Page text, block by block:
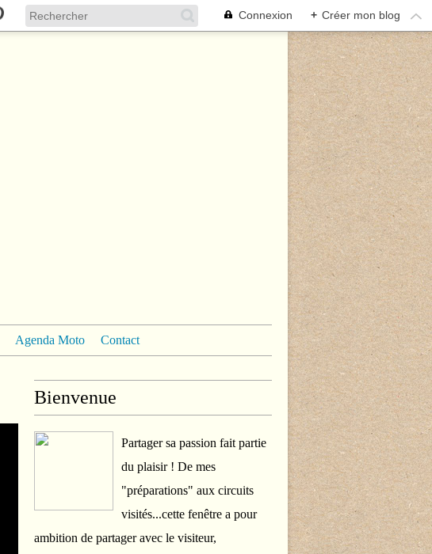
Connexion + Créer mon blog
Agenda Moto Contact
Bienvenue
Partager sa passion fait partie
du plaisir ! De mes
"préparations" aux circuits
visités...cette fenêtre a pour
ambition de partager avec le visiteur,